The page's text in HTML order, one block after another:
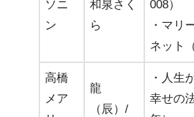
ソニ
ン
和泉さく
ら
008）
・マリ
ネット
高橋
メア
龍
（辰）/
・人生
幸せの